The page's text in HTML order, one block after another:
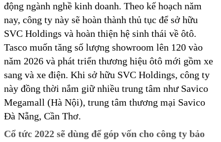
động ngành nghề kinh doanh. Theo kế hoạch năm
nay, công ty này sẽ hoàn thành thủ tục để sở hữu
SVC Holdings và hoàn thiện hệ sinh thái về ôtô.
Tasco muốn tăng số lượng showroom lên 120 vào
năm 2026 và phát triển thương hiệu ôtô mới gồm xe
sang và xe điện. Khi sở hữu SVC Holdings, công ty
này đồng thời nắm giữ nhiều trung tâm như Savico
Megamall (Hà Nội), trung tâm thương mại Savico
Đà Nẵng, Cần Thơ.
Cổ tức 2022 sẽ dùng để góp vốn cho công ty bảo